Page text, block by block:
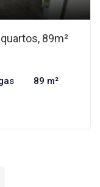
89m²
89 m²